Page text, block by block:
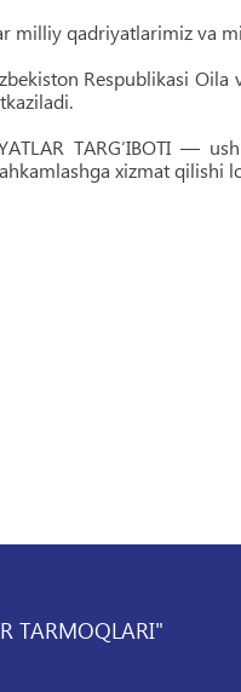
milliy qadriyatlarimiz va
Respublikasi
TARG‘IBOTI —
xizmat qilishi
TARMOQLARI"